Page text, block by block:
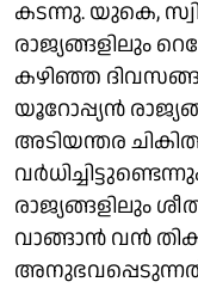
കടന്നു. യുകെ,
രാജ്യങ്ങളിലും
കഴിഞ്ഞ
യൂറോപ്പ്യൻ
അടിയന്തര
രാജ്യങ്ങളിലും
വാങ്ങാൻ വൻ